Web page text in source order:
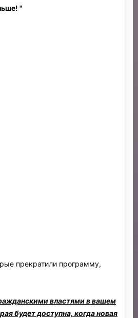
"
прекратили программу,
властями в вашем
будет доступна, когда новая